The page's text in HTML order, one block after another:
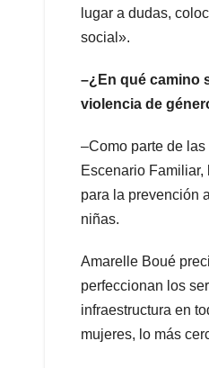
lugar a dudas,
social».
–¿En qué camino
violencia de
–Como parte de
Escenario
para la prevención
niñas.
Amarelle Boué
perfeccionan los
infraestructura en
mujeres, lo más